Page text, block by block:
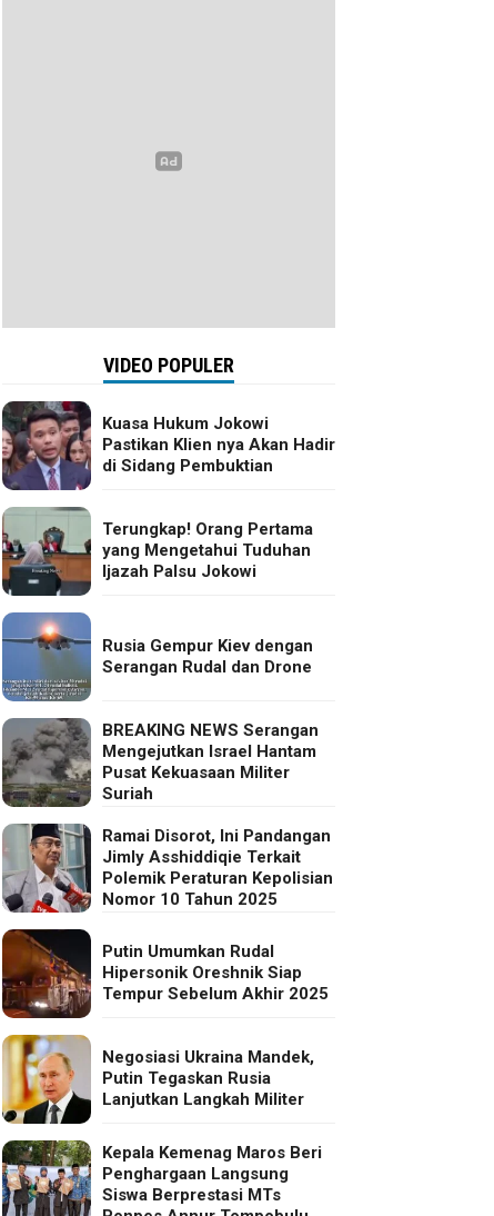
VIDEO POPULER
Kuasa Hukum Jokowi
Pastikan Klien nya Akan Hadir
di Sidang Pembuktian
Terungkap! Orang Pertama
yang Mengetahui Tuduhan
Ijazah Palsu Jokowi
Rusia Gempur Kiev dengan
Serangan Rudal dan Drone
BREAKING NEWS Serangan
Mengejutkan Israel Hantam
Pusat Kekuasaan Militer
Suriah
Ramai Disorot, Ini Pandangan
Jimly Asshiddiqie Terkait
Polemik Peraturan Kepolisian
Nomor 10 Tahun 2025
Putin Umumkan Rudal
Hipersonik Oreshnik Siap
Tempur Sebelum Akhir 2025
Negosiasi Ukraina Mandek,
Putin Tegaskan Rusia
Lanjutkan Langkah Militer
Kepala Kemenag Maros Beri
Penghargaan Langsung
Siswa Berprestasi MTs